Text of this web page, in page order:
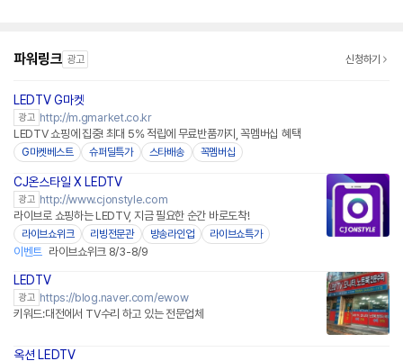
파워링크 광고 신청하기
LEDTV G마켓
광고 http://m.gmarket.co.kr
LEDTV 쇼핑에 집중! 최대 5% 적립에 무료반품까지, 꼭멤버십 혜택
G마켓베스트 슈퍼딜특가 스타배송 꼭멤버십
CJ온스타일 X LEDTV
광고 http://www.cjonstyle.com
라이브로 쇼핑하는 LEDTV, 지금 필요한 순간 바로도착!
라이브쇼위크 리빙전문관 방송라인업 라이브쇼특가
이벤트 라이브쇼위크 8/3-8/9
LEDTV
광고 https://blog.naver.com/ewow
키워드:대전에서 TV수리 하고 있는 전문업체
옥션 LEDTV